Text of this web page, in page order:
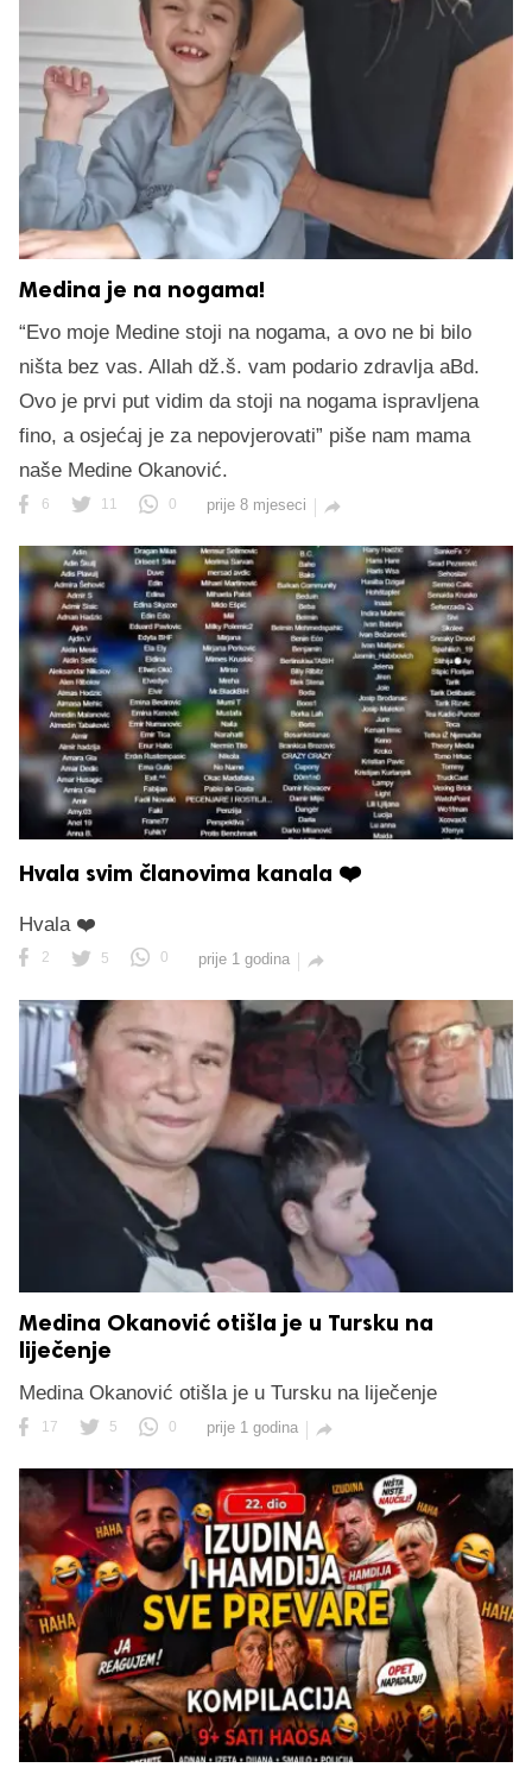
Medina je na nogama!
“Evo moje Medine stoji na nogama, a ovo ne bi bilo
ništa bez vas. Allah dž.š. vam podario zdravlja aBd.
Ovo je prvi put vidim da stoji na nogama ispravljena
fino, a osjećaj je za nepovjerovati” piše nam mama
naše Medine Okanović.
6 11 0 prije 8 mjeseci 
Hvala svim članovima kanala ❤️
Hvala ❤️
2 5 0 prije 1 godina 
Medina Okanović otišla je u Tursku na
liječenje
Medina Okanović otišla je u Tursku na liječenje
17 5 0 prije 1 godina 